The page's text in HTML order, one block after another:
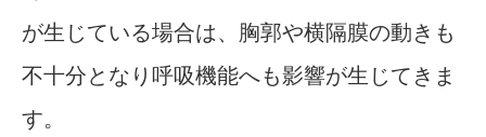
が生じている場合は、胸郭や横隔膜の動きも
不十分となり呼吸機能へも影響が生じてきま
す。